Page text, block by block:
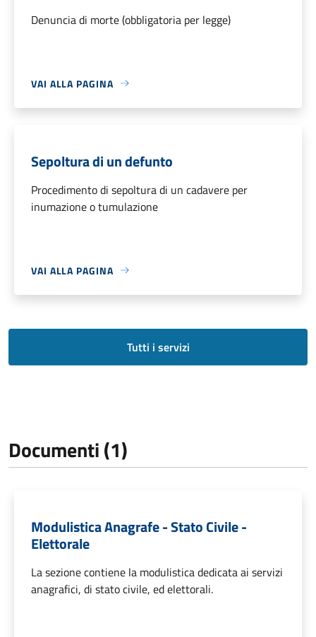
Denuncia di morte (obbligatoria per legge)
VAI ALLA PAGINA
Sepoltura di un defunto
Procedimento di sepoltura di un cadavere per
inumazione o tumulazione
VAI ALLA PAGINA
Tutti i servizi
Documenti (1)
Modulistica Anagrafe - Stato Civile -
Elettorale
La sezione contiene la modulistica dedicata ai servizi
anagrafici, di stato civile, ed elettorali.